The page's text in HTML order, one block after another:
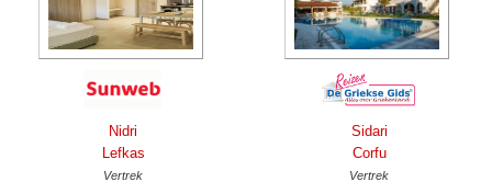
Nidri
Lefkas
Vertrek
Sidari
Corfu
Vertrek